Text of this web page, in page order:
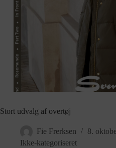
Stort udvalg af overtøj
Fie Frerksen
8.
Ikke-kategoriseret